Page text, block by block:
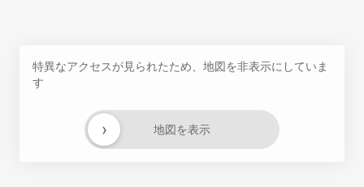
特異なアクセスが見られたため、地図を非表示にしていま
す
地図を表示
›